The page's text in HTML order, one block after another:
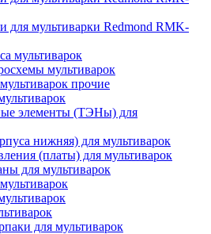
для мультиварки Redmond RMK-
мультиварок
мультиварок
прочие
элементы (ТЭНы) для
нижняя) для мультиварок
(платы) для мультиварок
для мультиварок
для мультиварок